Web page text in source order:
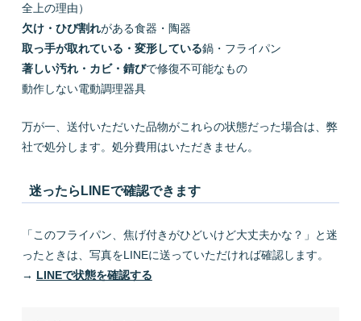
全上の理由）
欠け・ひび割れがある食器・陶器
取っ手が取れている・変形している鍋・フライパン
著しい汚れ・カビ・錆びで修復不可能なもの
動作しない電動調理器具
万が一、送付いただいた品物がこれらの状態だった場合は、弊
社で処分します。処分費用はいただきません。
迷ったらLINEで確認できます
「このフライパン、焦げ付きがひどいけど大丈夫かな？」と迷
ったときは、写真をLINEに送っていただければ確認します。
→ LINEで状態を確認する